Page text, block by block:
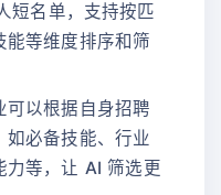
短名单，支持按匹
能等维度排序和筛
可以根据自身招聘
如必备技能、行业
力等，让 AI 筛选更